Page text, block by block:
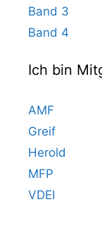
Band 3
Band 4
Ich bin
AMF
Greif
Herold
MFP
VDEI